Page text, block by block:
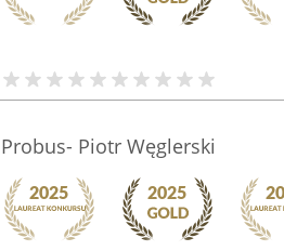
Probus- Piotr Węglerski